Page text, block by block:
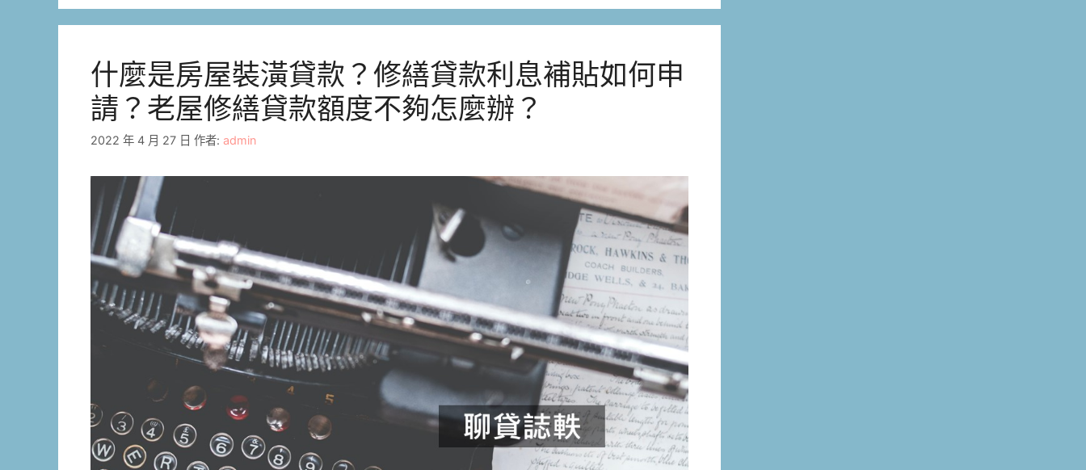
什麼是房屋裝潢貸款？修繕貸款利息補貼如何申
請？老屋修繕貸款額度不夠怎麼辦？
2022 年 4 月 27 日 作者: admin